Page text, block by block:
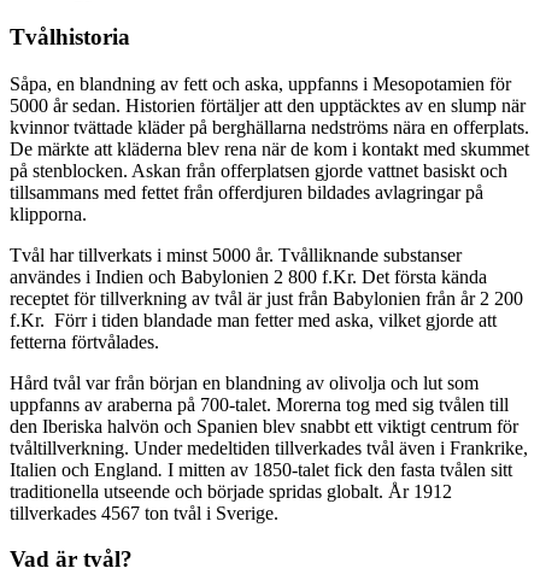
Tvålhistoria
Såpa, en blandning av fett och aska, uppfanns i Mesopotamien för
5000 år sedan. Historien förtäljer att den upptäcktes av en slump när
kvinnor tvättade kläder på berghällarna nedströms nära en offerplats.
De märkte att kläderna blev rena när de kom i kontakt med skummet
på stenblocken. Askan från offerplatsen gjorde vattnet basiskt och
tillsammans med fettet från offerdjuren bildades avlagringar på
klipporna.
Tvål har tillverkats i minst 5000 år. Tvålliknande substanser
användes i Indien och Babylonien 2 800 f.Kr. Det första kända
receptet för tillverkning av tvål är just från Babylonien från år 2 200
f.Kr. Förr i tiden blandade man fetter med aska, vilket gjorde att
fetterna förtvålades.
Hård tvål var från början en blandning av olivolja och lut som
uppfanns av araberna på 700-talet. Morerna tog med sig tvålen till
den Iberiska halvön och Spanien blev snabbt ett viktigt centrum för
tvåltillverkning. Under medeltiden tillverkades tvål även i Frankrike,
Italien och England. I mitten av 1850-talet fick den fasta tvålen sitt
traditionella utseende och började spridas globalt. År 1912
tillverkades 4567 ton tvål i Sverige.
Vad är tvål?